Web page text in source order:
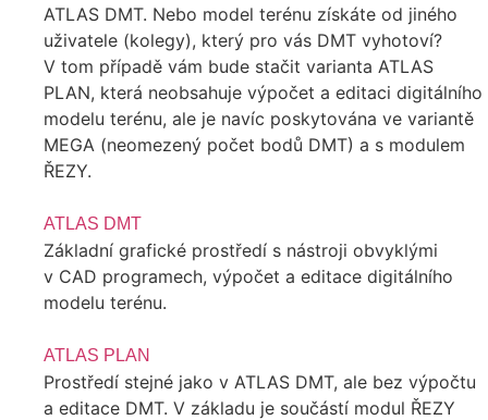
ATLAS DMT. Nebo model terénu získáte od jiného
uživatele (kolegy), který pro vás DMT vyhotoví?
V tom případě vám bude stačit varianta ATLAS
PLAN, která neobsahuje výpočet a editaci digitálního
modelu terénu, ale je navíc poskytována ve variantě
MEGA (neomezený počet bodů DMT) a s modulem
ŘEZY.
ATLAS DMT
Základní grafické prostředí s nástroji obvyklými
v CAD programech, výpočet a editace digitálního
modelu terénu.
ATLAS PLAN
Prostředí stejné jako v ATLAS DMT, ale bez výpočtu
a editace DMT. V základu je součástí modul ŘEZY